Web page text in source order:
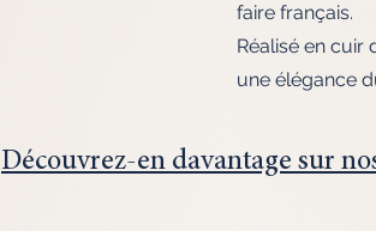
faire français.
Réalisé en cuir
une élégance
Découvrez-en davantage sur